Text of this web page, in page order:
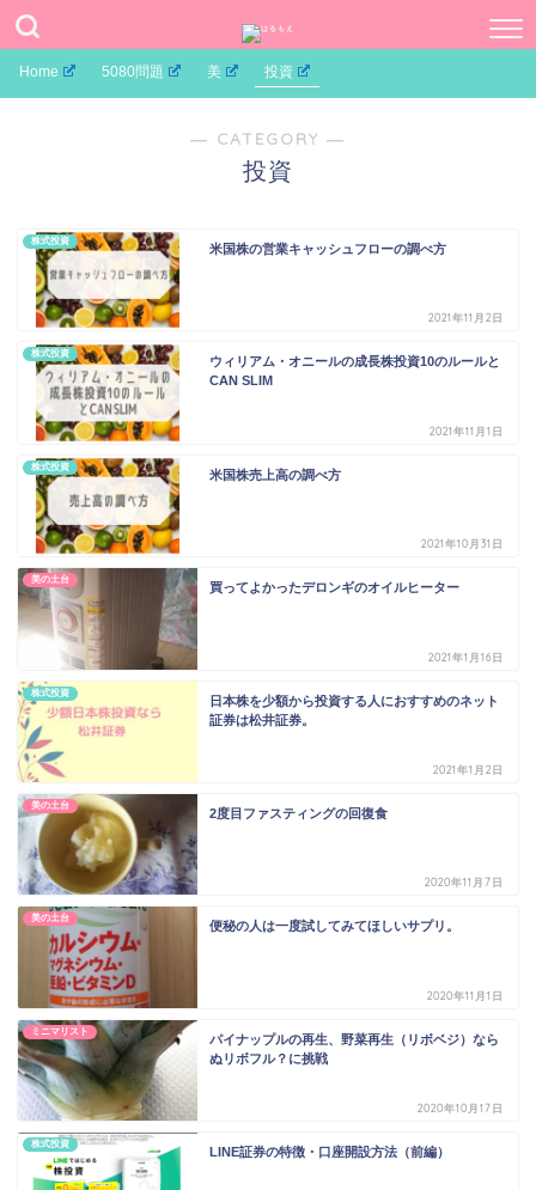
Home 5080問題 美 投資
― CATEGORY ―
投資
株式投資
米国株の営業キャッシュフローの調べ方
2021年11月2日
株式投資
ウィリアム・オニールの成長株投資10のルールと
CAN SLIM
2021年11月1日
株式投資
米国株売上高の調べ方
2021年10月31日
美の土台
買ってよかったデロンギのオイルヒーター
2021年1月16日
株式投資
日本株を少額から投資する人におすすめのネット
証券は松井証券。
2021年1月2日
美の土台
2度目ファスティングの回復食
2020年11月7日
美の土台
便秘の人は一度試してみてほしいサプリ。
2020年11月1日
ミニマリスト
パイナップルの再生、野菜再生（リボベジ）なら
ぬリボフル？に挑戦
2020年10月17日
株式投資
LINE証券の特徴・口座開設方法（前編）